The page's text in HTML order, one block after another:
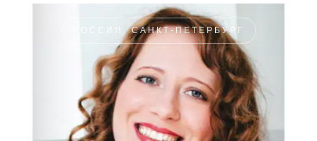
РОССИЯ, САНКТ-ПЕТЕРБУРГ